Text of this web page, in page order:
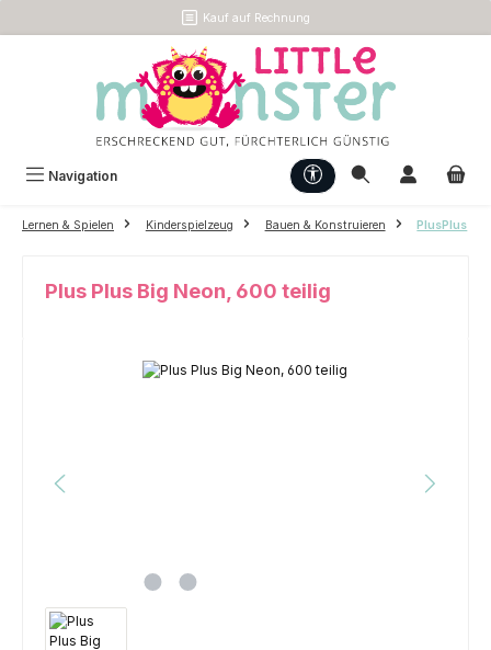
Kauf auf Rechnung
Navigation Werkzeugleiste anzeigen
Lernen & Spielen Kinderspielzeug Bauen & Konstruieren PlusPlus
Plus Plus Big Neon, 600 teilig
Bildergalerie überspringen